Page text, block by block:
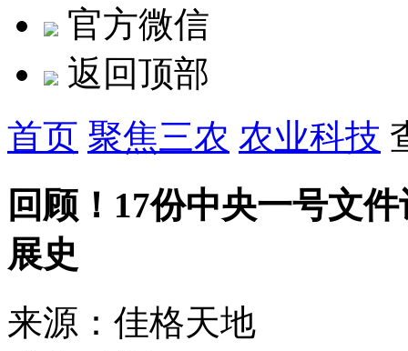
官方微信
返回顶部
首页 聚焦三农 农业科技
回顾！17份中央一号文
展史
来源：佳格天地